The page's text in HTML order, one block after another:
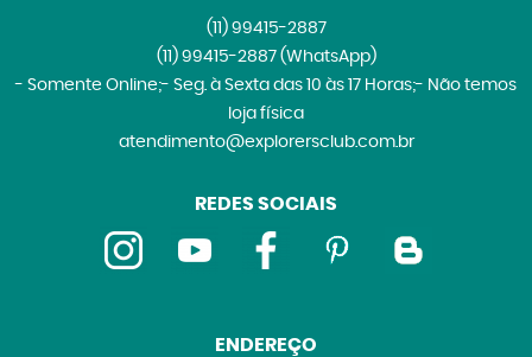
(11)99415-2887
(11)99415-2887 (WhatsApp)
- Somente Online;- Seg. à Sexta das 10 às 17 Horas;- Não temos
loja física
atendimento@explorersclub.com.br
REDES SOCIAIS
ENDEREÇO